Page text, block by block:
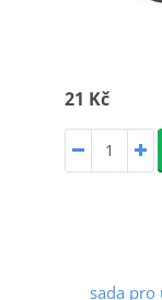
21 Kč
sada pro